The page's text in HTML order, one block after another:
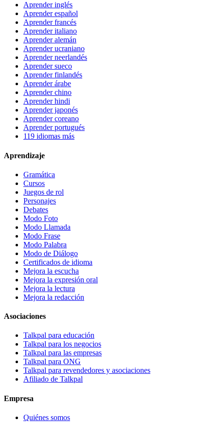
Aprender inglés
Aprender español
Aprender francés
Aprender italiano
Aprender alemán
Aprender ucraniano
Aprender neerlandés
Aprender sueco
Aprender finlandés
Aprender árabe
Aprender chino
Aprender hindi
Aprender japonés
Aprender coreano
Aprender portugués
119 idiomas más
Aprendizaje
Gramática
Cursos
Juegos de rol
Personajes
Debates
Modo Foto
Modo Llamada
Modo Frase
Modo Palabra
Modo de Diálogo
Certificados de idioma
Mejora la escucha
Mejora la expresión oral
Mejora la lectura
Mejora la redacción
Asociaciones
Talkpal para educación
Talkpal para los negocios
Talkpal para las empresas
Talkpal para ONG
Talkpal para revendedores y asociaciones
Afiliado de Talkpal
Empresa
Quiénes somos